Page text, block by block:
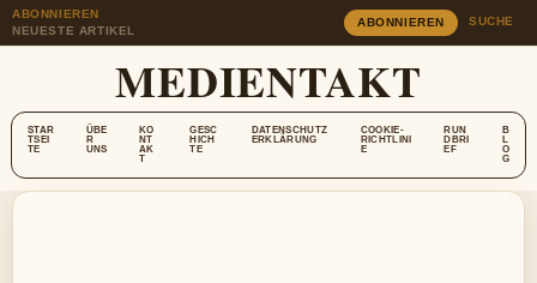
ABONNIEREN
NEUESTE ARTIKEL
ABONNIEREN SUCHE
MEDIENTAKT
STAR
TSEI
TE
ÜBE
R
UNS
KO
NT
AK
T
GESC
HICH
TE
DATENSCHUTZ
ERKLÄRUNG
COOKIE-
RICHTLINI
E
RUN
DBRI
EF
B
L
O
G